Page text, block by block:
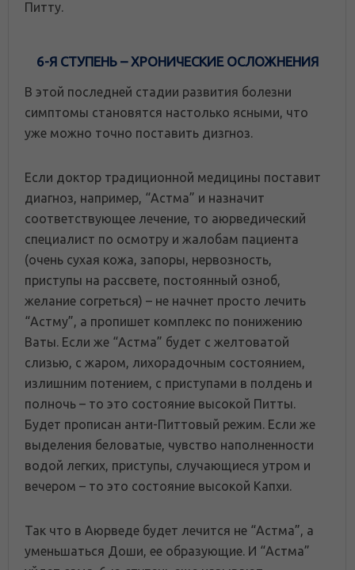
Питту.
6-Я СТУПЕНЬ – ХРОНИЧЕСКИЕ ОСЛОЖНЕНИЯ
В этой последней стадии развития болезни
симптомы становятся настолько ясными, что
уже можно точно поставить дизгноз.
Если доктор традиционной медицины поставит
диагноз, например, “Астма” и назначит
соответствующее лечение, то аюрведический
специалист по осмотру и жалобам пациента
(очень сухая кожа, запоры, нервозность,
приступы на рассвете, постоянный озноб,
желание согреться) – не начнет просто лечить
“Астму”, а пропишет комплекс по понижению
Ваты. Если же “Астма” будет с желтоватой
слизью, с жаром, лихорадочным состоянием,
излишним потением, с приступами в полдень и
полночь – то это состояние высокой Питты.
Будет прописан анти-Питтовый режим. Если же
выделения беловатые, чувство наполненности
водой легких, приступы, случающиеся утром и
вечером – то это состояние высокой Капхи.
Так что в Аюрведе будет лечится не “Астма”, а
уменьшаться Доши, ее образующие. И “Астма”